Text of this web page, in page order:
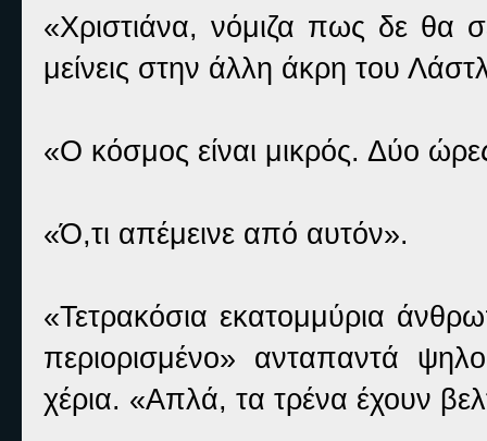
«Χριστιάνα, νόμιζα πως δε θα
μείνεις στην άλλη άκρη του
«Ο κόσμος είναι μικρός. Δύο
«Ό,τι απέμεινε από αυτόν».
«Τετρακόσια εκατομμύρια
περιορισμένο» ανταπαντά
χέρια. «Απλά, τα τρένα έχουν